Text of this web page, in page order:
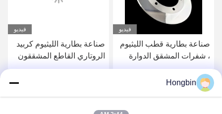
فيديو
صناعة بطارية قطب الليثيوم
، شفرات المشقق الدوارة
من كربيد التنجستن
فيديو
صناعة بطارية الليثيوم كربيد
الروتاري القاطع المشققون
OD130
Hongbin